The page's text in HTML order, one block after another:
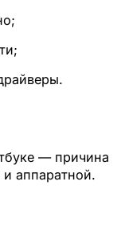
— причина
аппаратной.